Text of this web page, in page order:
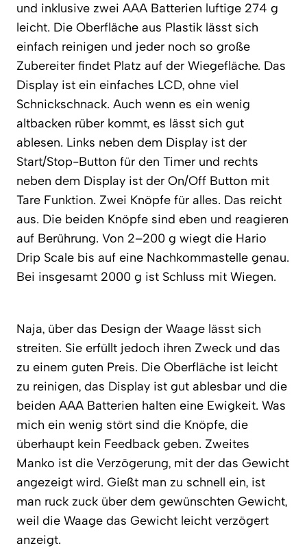
und inklusive zwei AAA Batterien luftige 274 g
leicht. Die Oberfläche aus Plastik lässt sich
einfach reinigen und jeder noch so große
Zubereiter findet Platz auf der Wiegefläche. Das
Display ist ein einfaches LCD, ohne viel
Schnickschnack. Auch wenn es ein wenig
altbacken rüber kommt, es lässt sich gut
ablesen. Links neben dem Display ist der
Start/Stop-Button für den Timer und rechts
neben dem Display ist der On/Off Button mit
Tare Funktion. Zwei Knöpfe für alles. Das reicht
aus. Die beiden Knöpfe sind eben und reagieren
auf Berührung. Von 2–200 g wiegt die Hario
Drip Scale bis auf eine Nachkommastelle genau.
Bei insgesamt 2000 g ist Schluss mit Wiegen.
Naja, über das Design der Waage lässt sich
streiten. Sie erfüllt jedoch ihren Zweck und das
zu einem guten Preis. Die Oberfläche ist leicht
zu reinigen, das Display ist gut ablesbar und die
beiden AAA Batterien halten eine Ewigkeit. Was
mich ein wenig stört sind die Knöpfe, die
überhaupt kein Feedback geben. Zweites
Manko ist die Verzögerung, mit der das Gewicht
angezeigt wird. Gießt man zu schnell ein, ist
man ruck zuck über dem gewünschten Gewicht,
weil die Waage das Gewicht leicht verzögert
anzeigt.